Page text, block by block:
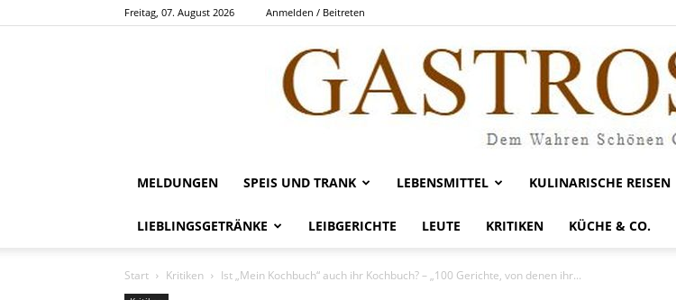
Freitag, 07. August 2026 Anmelden / Beitreten
Gastrosofie
MELDUNGEN SPEIS UND TRANK LEBENSMITTEL KULINARISCHE REISEN
LIEBLINGSGETRÄNKE LEIBGERICHTE LEUTE KRITIKEN KÜCHE & CO.
Start Kritiken Ist „Mein Kochbuch“ auch ihr Kochbuch? – „100 Gerichte, von denen ihr...